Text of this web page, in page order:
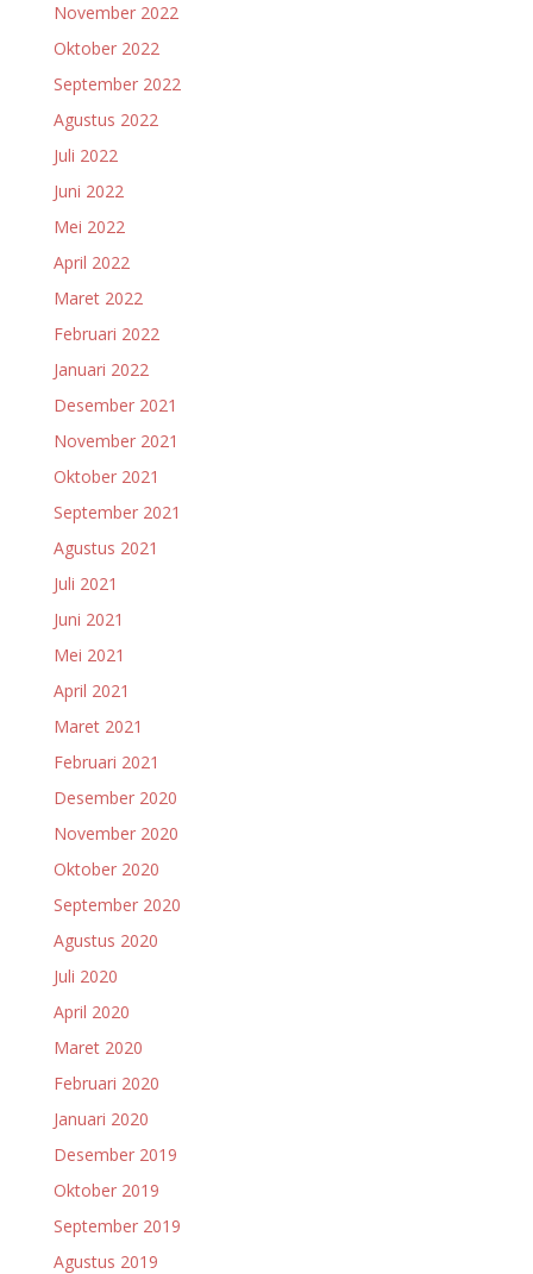
November 2022
Oktober 2022
September 2022
Agustus 2022
Juli 2022
Juni 2022
Mei 2022
April 2022
Maret 2022
Februari 2022
Januari 2022
Desember 2021
November 2021
Oktober 2021
September 2021
Agustus 2021
Juli 2021
Juni 2021
Mei 2021
April 2021
Maret 2021
Februari 2021
Desember 2020
November 2020
Oktober 2020
September 2020
Agustus 2020
Juli 2020
April 2020
Maret 2020
Februari 2020
Januari 2020
Desember 2019
Oktober 2019
September 2019
Agustus 2019